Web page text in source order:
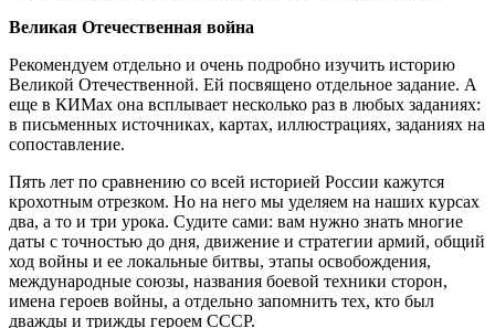
Великая Отечественная война
Рекомендуем отдельно и очень подробно изучить историю
Великой Отечественной. Ей посвящено отдельное задание. А
еще в КИМах она всплывает несколько раз в любых заданиях:
в письменных источниках, картах, иллюстрациях, заданиях на
сопоставление.
Пять лет по сравнению со всей историей России кажутся
крохотным отрезком. Но на него мы уделяем на наших курсах
два, а то и три урока. Судите сами: вам нужно знать многие
даты с точностью до дня, движение и стратегии армий, общий
ход войны и ее локальные битвы, этапы освобождения,
международные союзы, названия боевой техники сторон,
имена героев войны, а отдельно запомнить тех, кто был
дважды и трижды героем СССР.